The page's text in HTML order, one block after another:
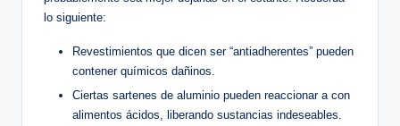
lo siguiente:
Revestimientos que dicen ser “antiadherentes” pueden
contener químicos dañinos.
Ciertas sartenes de aluminio pueden reaccionar a con
alimentos ácidos, liberando sustancias indeseables.